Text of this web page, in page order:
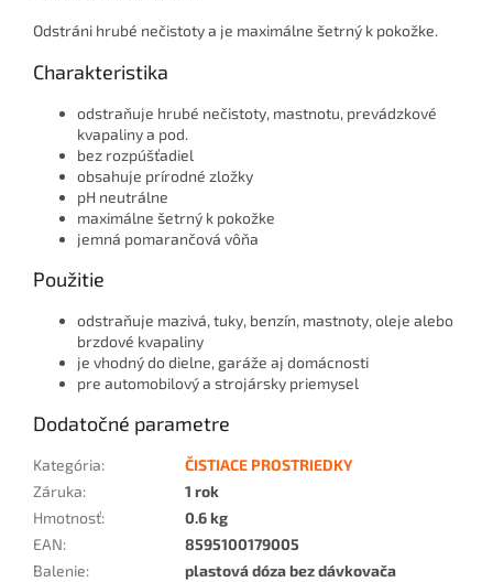
Odstráni hrubé nečistoty a je maximálne šetrný k pokožke.
Charakteristika
odstraňuje hrubé nečistoty, mastnotu, prevádzkové
kvapaliny a pod.
bez rozpúšťadiel
obsahuje prírodné zložky
pH neutrálne
maximálne šetrný k pokožke
jemná pomarančová vôňa
Použitie
odstraňuje mazivá, tuky, benzín, mastnoty, oleje alebo
brzdové kvapaliny
je vhodný do dielne, garáže aj domácnosti
pre automobilový a strojársky priemysel
Dodatočné parametre
Kategória:
ČISTIACE PROSTRIEDKY
Záruka:
1 rok
Hmotnosť:
0.6 kg
EAN:
8595100179005
Balenie:
plastová dóza bez dávkovača